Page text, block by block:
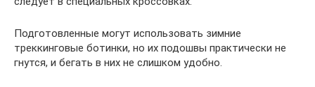
Подготовленные могут использовать зимние
треккинговые ботинки, но их подошвы практически не
гнутся, и бегать в них не слишком удобно.